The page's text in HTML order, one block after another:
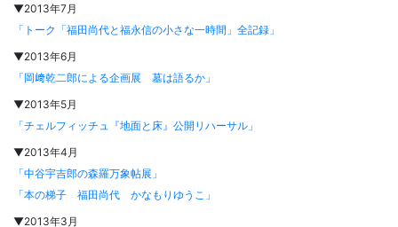
▼2013年7月
「トーク「福田尚代と福永信の小さな一時間」全記録」
▼2013年6月
「岡﨑乾二郎による企画展 墓は語るか」
▼2013年5月
「チェルフィッチュ『地面と床』公開リハーサル」
▼2013年4月
「中谷宇吉郎の森羅万象帖展」
「本の梯子 福田尚代 かなもりゆうこ」
▼2013年3月